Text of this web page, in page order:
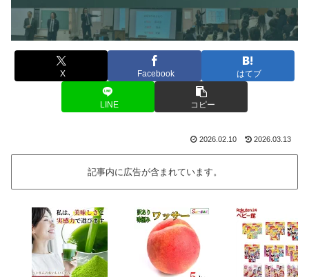
X Facebook はてブ
LINE コピー
2026.02.10 2026.03.13
記事内に広告が含まれています。